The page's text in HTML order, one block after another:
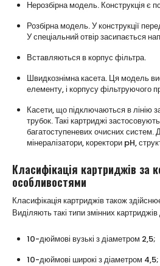
Нерозбірна модель. Конструкція є
Розбірна модель. У конструкції
У спеціальний отвір засипається
Вставляються в корпус фільтра.
Швидкознімна касета. Ця модель
елементу, і корпусу фільтруючого
Касети, що підключаються в лінію
трубок. Такі картриджі
багатоступеневих очисних систем.
мінералізатори, коректори pH,
Класифікація картриджів за
особливостями
Класифікація картриджів також
Виділяють такі типи змінних
10-дюймові вузькі з діаметром 2,5;
10-дюймові широкі з діаметром 4,5;